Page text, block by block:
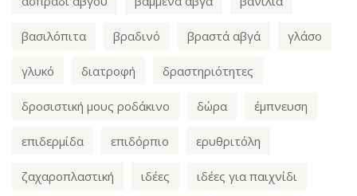
βασιλόπιτα βραδινό βραστά αβγά γλάσο
γλυκό διατροφή δραστηριότητες
δροσιστική μους ροδάκινο δώρα έμπνευση
επιδερμίδα επιδόρπιο ερυθριτόλη
ζαχαροπλαστική ιδέες ιδέες για παιχνίδι